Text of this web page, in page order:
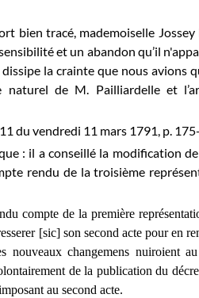
bien tracé, mademoiselle
et un abandon qu’il
la crainte que nous avions
naturel de M. Pailliardelle et
11 du vendredi 11 mars 1791, p.
: il a conseillé la modification
rendu de la troisième
compte de la première
[sic] son second acte pour en
nouveaux changemens nuiroient
de la publication du
au second acte.